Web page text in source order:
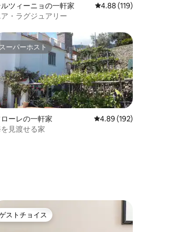
つ星中4.86つ星の平均評価
ツィーニョの一軒家 レビュー119件、5つ
4.88 (119)
・ラグジュアリー
つ星中4.88つ星の平均評価
スーパーホスト
スーパーホスト
ーレの一軒家 レビュー192件、5つ
4.89 (192)
見渡せる家
ゲストチョイス
ストチョイス